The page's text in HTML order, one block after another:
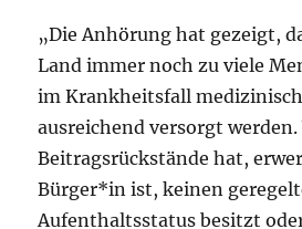
„Die Anhörung hat gezeigt,
Land immer noch zu viele
im Krankheitsfall
ausreichend versorgt werden.
Beitragsrückstände hat,
Bürger*in ist, keinen
Aufenthaltsstatus besitzt